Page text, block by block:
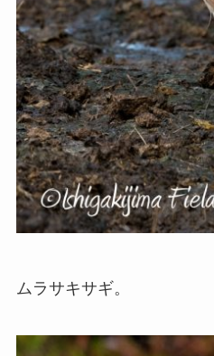
ムラサキサギ。